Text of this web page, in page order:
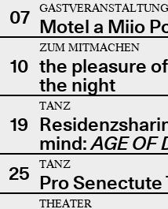
07
GASTVERANSTALTUNG
Motel a Miio
10
ZUM MITMACHEN
the pleasure
the night
19
TANZ
mind:AGE OF
25
TANZ
Pro Senectute
THEATER